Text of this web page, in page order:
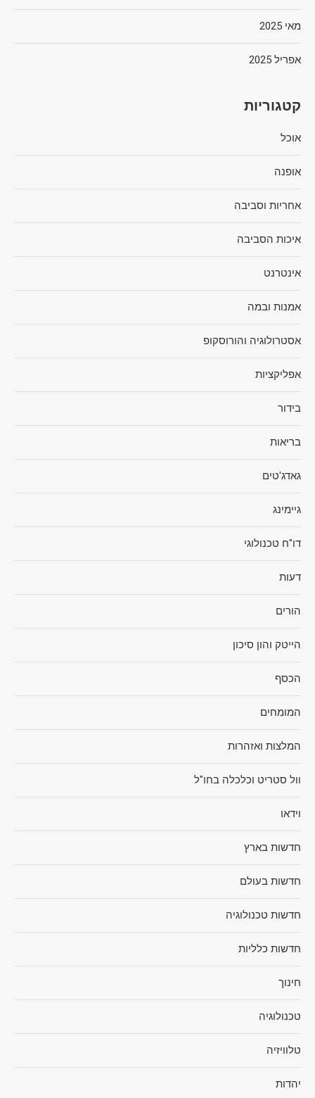
מאי 2025
אפריל 2025
קטגוריות
אוכל
אופנה
אחריות וסביבה
איכות הסביבה
אינטרנט
אמנות ובמה
אסטרולוגיה והורוסקופ
אפליקציות
בידור
בריאות
גאדג'טים
גיימינג
דו"ח טכנולוגי
דעות
הורים
הייטק והון סיכון
הכסף
המומחים
המלצות ואזהרות
וול סטריט וכלכלה בחו"ל
וידאו
חדשות בארץ
חדשות בעולם
חדשות טכנולוגיה
חדשות כלליות
חינוך
טכנולוגיה
טלוויזיה
יהדות